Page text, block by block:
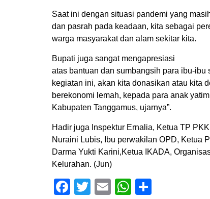
Saat ini dengan situasi pandemi yang
dan pasrah pada keadaan, kita sebagai
warga masyarakat dan alam sekitar kita.
Bupati juga sangat mengapresiasi
atas bantuan dan sumbangsih para ibu-
kegiatan ini, akan kita donasikan atau kita
berekonomi lemah, kepada para anak
Kabupaten Tanggamus, ujarnya”.
Hadir juga Inspektur Ernalia, Ketua TP
Nuraini Lubis, Ibu perwakilan OPD, Ketua
Darma Yukti Karini,Ketua IKADA,
Kelurahan. (Jun)
Facebook
TwitterEmailWhatsApp